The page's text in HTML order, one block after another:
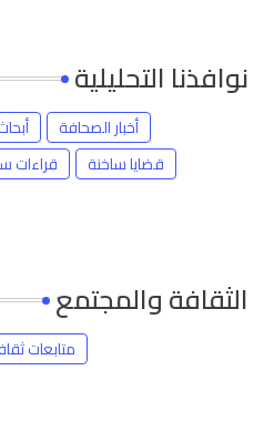
نوافذنا التحليلية
أخبار الصحافة
قراءات
قضايا ساخنة
الثقافة والمجتمع
متابعات